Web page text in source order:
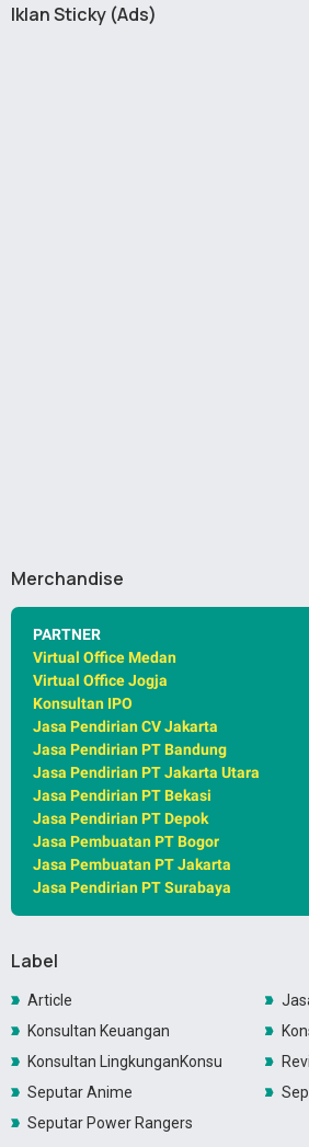
Iklan Sticky (Ads)
Merchandise
PARTNER
Virtual Office Medan
Virtual Office Jogja
Konsultan IPO
Jasa Pendirian CV Jakarta
Jasa Pendirian PT Bandung
Jasa Pendirian PT Jakarta Utara
Jasa Pendirian PT Bekasi
Jasa Pendirian PT Depok
Jasa Pembuatan PT Bogor
Jasa Pembuatan PT Jakarta
Jasa Pendirian PT Surabaya
Label
Article
Konsultan Keuangan
Konsultan LingkunganKonsultan
Seputar Anime
Seputar Power Rangers